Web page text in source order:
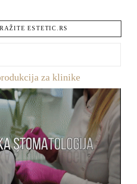
ESTETIC.RS
za klinike